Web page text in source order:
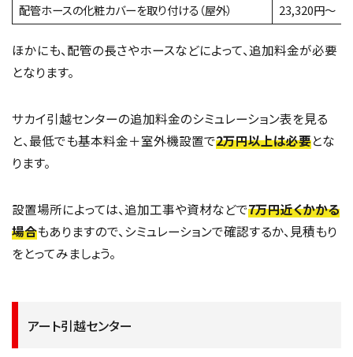
配管ホースの化粧カバーを取り付ける（屋外）
23,320円～
ほかにも、配管の長さやホースなどによって、追加料金が必要
となります。
サカイ引越センターの追加料金のシミュレーション表を見る
と、最低でも基本料金＋室外機設置で2万円以上は必要とな
ります。
設置場所によっては、追加工事や資材などで7万円近くかかる
場合もありますので、シミュレーションで確認するか、見積もり
をとってみましょう。
アート引越センター